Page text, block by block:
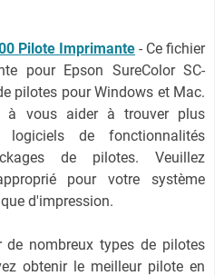
Pilote Imprimante - Ce fichier
pour Epson SureColor SC-
pilotes pour Windows et Mac.
à vous aider à trouver plus
de fonctionnalités
de pilotes. Veuillez
pour votre système
d'impression.
nombreux types de pilotes
obtenir le meilleur pilote en